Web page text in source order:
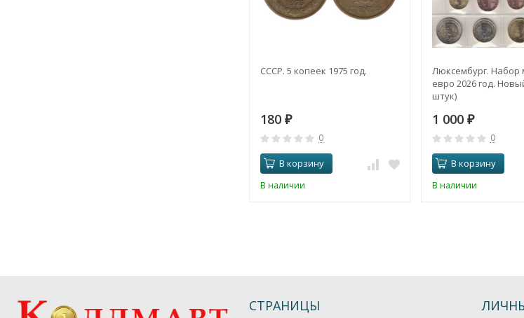
СССР. 5 копеек 1975 год.
180 ₽
0
В корзину
В наличии
Люксембург. Набор
евро 2026 год.
штук)
1 000 ₽
0
В корзину
В наличии
СТРАНИЦЫ